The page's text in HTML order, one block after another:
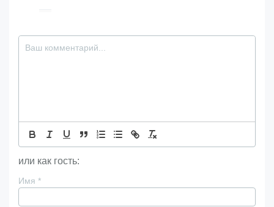
или как гость:
Имя *